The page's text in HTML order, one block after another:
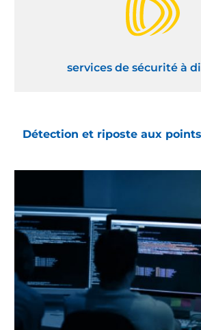
services de sécurité à
Détection et riposte aux points